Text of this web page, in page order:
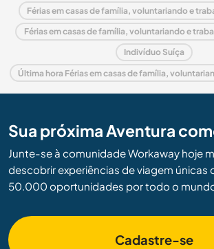
Férias em casas de família, voluntariando e
Férias em casas de família, voluntariando e
Indivíduo Suíça
Sua próxima Aventura
Junte-se à comunidade Workaway hoje
descobrir experiências de viagem únicas
50.000 oportunidades por todo o
Cadastre-se